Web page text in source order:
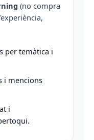
(no compra
per temàtica i
i mencions
i